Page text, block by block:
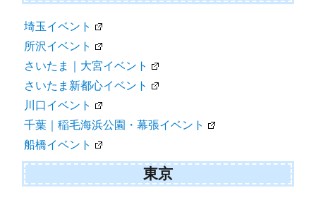
埼玉イベント
所沢イベント
さいたま｜大宮イベント
さいたま新都心イベント
川口イベント
千葉｜稲毛海浜公園・幕張イベント
船橋イベント
東京